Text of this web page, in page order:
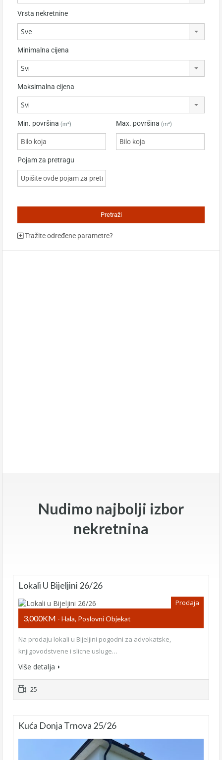
Vrsta nekretnine
Sve
Minimalna cijena
Svi
Maksimalna cijena
Svi
Min. površina (m²) Max. površina (m²)
Pojam za pretragu
Tražite određene parametre?
Nudimo najbolji izbor
nekretnina
Lokali U Bijeljini 26/26
Prodaja
3,000KM - Hala, Poslovni Objekat
Na prodaju lokali u Bijeljini pogodni za advokatske,
knjigovodstvene i slicne usluge…
Više detalja
25
Kuća Donja Trnova 25/26